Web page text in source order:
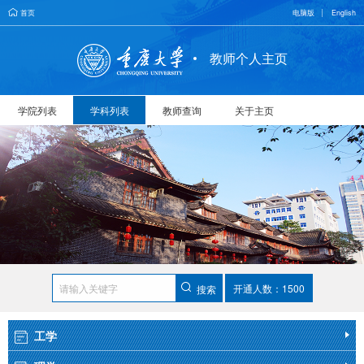
首页 电脑版 English
教师个人主页
学院列表 学科列表 教师查询 关于主页
搜索 开通人数：1500
工学